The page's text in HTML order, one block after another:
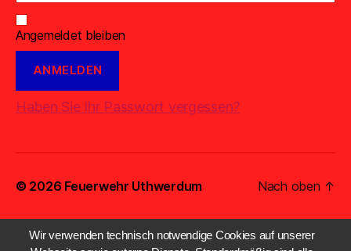
Angemeldet bleiben
Haben Sie Ihr Passwort vergessen?
© 2026 Feuerwehr Uthwerdum Nach oben ↑
Wir verwenden technisch notwendige Cookies auf unserer